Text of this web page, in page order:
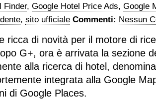
Finder, Google Hotel Price Ads, Google
, sito ufficiale Commenti: Nessun
ricca di novità per il motore di
G+, ora è arrivata la sezione
alla ricerca di hotel,
integrata alla Google
di Google Places.